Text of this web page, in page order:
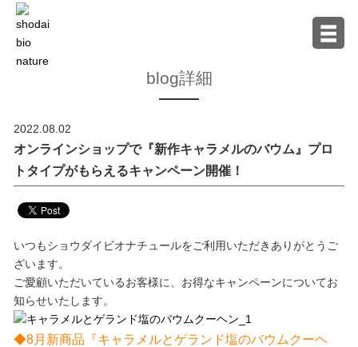
blog詳細
2022.08.02
オンラインショップで『新作キャラメルのバウム』プロ
トタイプがもらえるキャンペーン開催！
いつもショウダイビオナチュールをご利用いただきありがとうご
ざいます。
ご愛顧いただいているお客様に、お得なキャンペーンについてお
知らせいたします。
◆8月新商品『キャラメルとゲランド塩のバウムクーヘ